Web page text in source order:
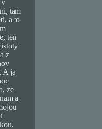
v
tam
a to
ten
z
A ja
ze
a